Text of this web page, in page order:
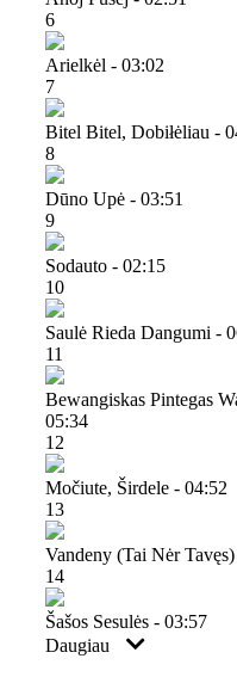
6
Arielkėl - 03:02
7
Bitel Bitel, Dobiłėliau -
8
Dūno Upė - 03:51
9
Sodauto - 02:15
10
Saulė Rieda Dangumi -
11
Bewangiskas Pintegas
05:34
12
Močiute, Širdele - 04:52
13
Vandeny (tai Nėr
14
Šašos Sesulės - 03:57
Daugiau